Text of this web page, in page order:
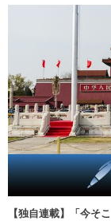
【独自連載】「今そ